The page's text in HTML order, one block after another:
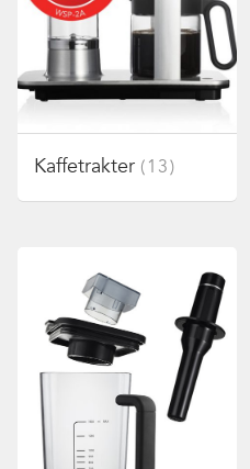
Kaffetrakter (13)